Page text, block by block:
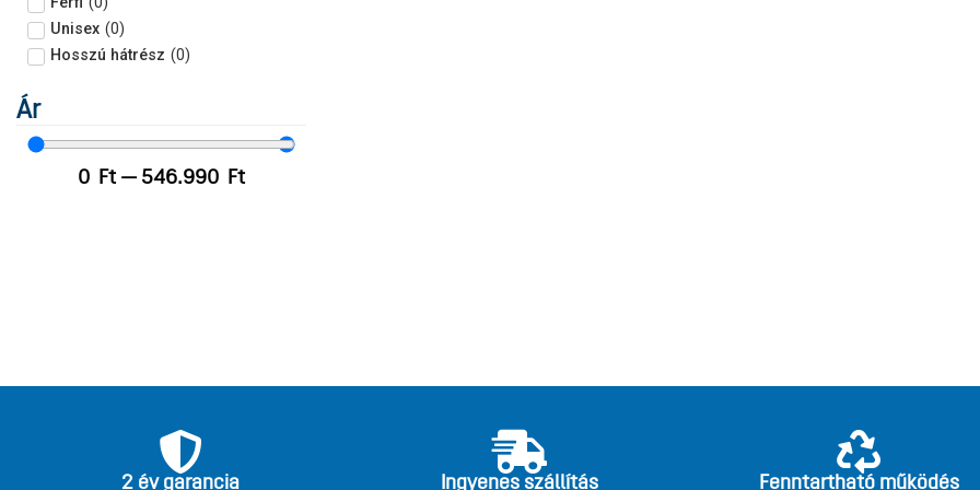
Unisex (0)
Hosszú hátrész (0)
Ár
0 Ft — 546.990 Ft
2 év garancia Ingyenes szállítás Fenntartható működés